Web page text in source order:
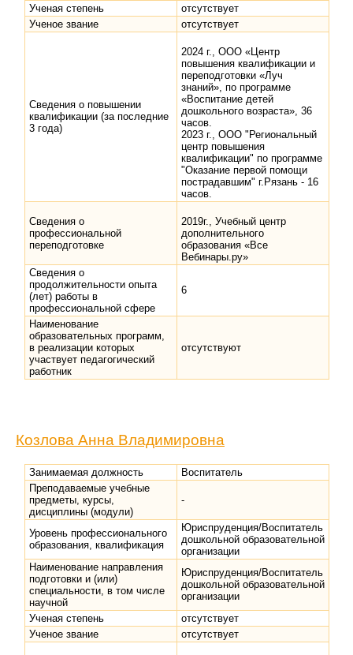
Ученая степень
отсутствует
Ученое звание
отсутствует
Сведения о повышении
квалификации (за последние
3 года)
2024 г., ООО «Центр
повышения квалификации и
переподготовки «Луч
знаний», по программе
«Воспитание детей
дошкольного возраста», 36
часов.
2023 г., ООО "Региональный
центр повышения
квалификации" по программе
"Оказание первой помощи
пострадавшим" г.Рязань - 16
часов.
Сведения о
профессиональной
переподготовке
2019г., Учебный центр
дополнительного
образования «Все
Вебинары.ру»
Сведения о
продолжительности опыта
(лет) работы в
профессиональной сфере
6
Наименование
образовательных программ,
в реализации которых
участвует педагогический
работник
отсутствуют
Козлова Анна Владимировна
Занимаемая должность
Воспитатель
Преподаваемые учебные
предметы, курсы,
дисциплины (модули)
-
Уровень профессионального
образования, квалификация
Юриспруденция/Воспитатель
дошкольной образовательной
организации
Наименование направления
подготовки и (или)
специальности, в том числе
научной
Юриспруденция/Воспитатель
дошкольной образовательной
организации
Ученая степень
отсутствует
Ученое звание
отсутствует